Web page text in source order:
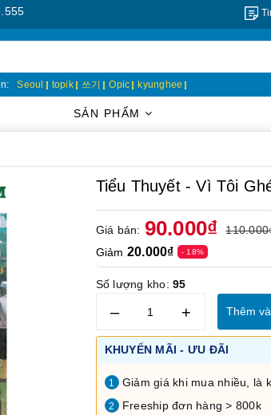
Seoul topik 쓰기 Opic kyunghee
SẢN PHẨM
Tiểu Thuyết - Vì Tôi
Giá bán: 90.000₫
Giảm 20.000₫ - 18%
Số lượng kho:95
– + Thêm
KHUYẾN MÃI - ƯU ĐÃI
1 Giảm giá khi mua nhiều, là
2 Freeship đơn hàng > 800k